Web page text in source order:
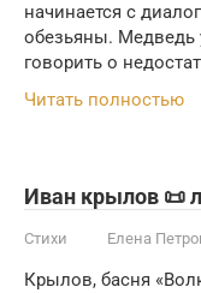
начинается с
обезьяны. Медведь
говорить о
Читать полностью
Иван крылов 📜
Стихи Елена
Крылов, басня